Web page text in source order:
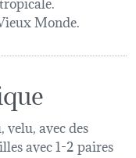
Monde.
avec des
avec 1-2 paires